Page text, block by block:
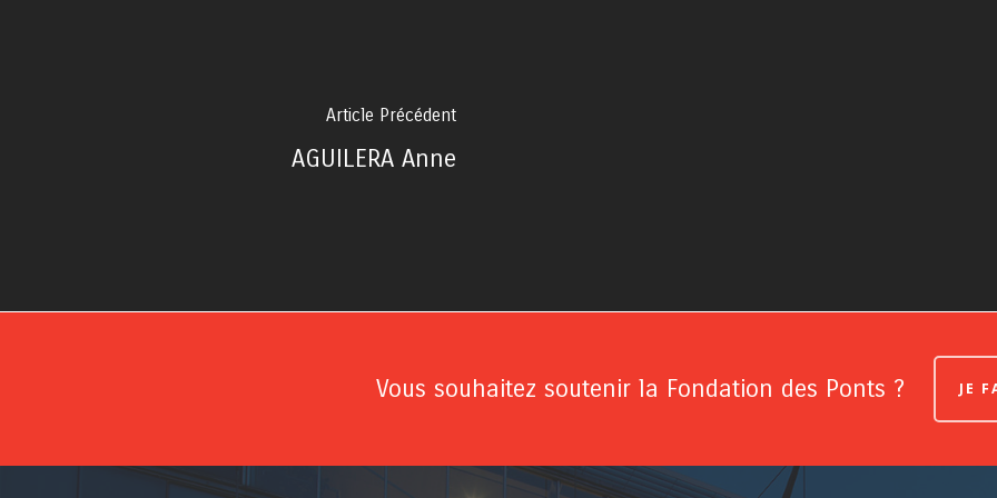
Article Précédent
AGUILERA Anne
Vous souhaitez soutenir la Fondation des Ponts ? JE